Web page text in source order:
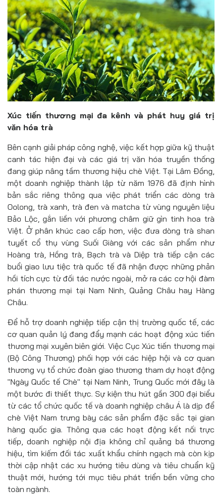
Xúc tiến thương mại đa kênh và phát huy giá trị
văn hóa trà
Bên cạnh giải pháp công nghệ, việc kết hợp giữa kỹ thuật
canh tác hiện đại và các giá trị văn hóa truyền thống
đang giúp nâng tầm thương hiệu chè Việt. Tại Lâm Đồng,
một doanh nghiệp thành lập từ năm 1976 đã định hình
bản sắc riêng thông qua việc phát triển các dòng trà
Oolong, trà xanh, trà đen và matcha từ vùng nguyên liệu
Bảo Lộc, gắn liền với phương châm giữ gìn tinh hoa trà
Việt. Ở phân khúc cao cấp hơn, việc đưa dòng trà shan
tuyết cổ thụ vùng Suối Giàng với các sản phẩm như
Hoàng trà, Hồng trà, Bạch trà và Diệp trà tiếp cận các
buổi giao lưu tiệc trà quốc tế đã nhận được những phản
hồi tích cực từ đối tác nước ngoài, mở ra các cơ hội đàm
phán thương mại tại Nam Ninh, Quảng Châu hay Hàng
Châu.
Để hỗ trợ doanh nghiệp tiếp cận thị trường quốc tế, các
cơ quan quản lý đang đẩy mạnh các hoạt động xúc tiến
thương mại xuyên biên giới. Việc Cục Xúc tiến thương mại
(Bộ Công Thương) phối hợp với các hiệp hội và cơ quan
thương vụ tổ chức đoàn giao thương tham dự hoạt động
"Ngày Quốc tế Chè" tại Nam Ninh, Trung Quốc mới đây là
một bước đi thiết thực. Sự kiện thu hút gần 300 đại biểu
từ các tổ chức quốc tế và doanh nghiệp châu Á là dịp để
chè Việt Nam trưng bày các sản phẩm đặc sắc tại gian
hàng quốc gia. Thông qua các hoạt động kết nối trực
tiếp, doanh nghiệp nội địa không chỉ quảng bá thương
hiệu, tìm kiếm đối tác xuất khẩu chính ngạch mà còn kịp
thời cập nhật các xu hướng tiêu dùng và tiêu chuẩn kỹ
thuật mới, hướng tới mục tiêu phát triển bền vững cho
toàn ngành.